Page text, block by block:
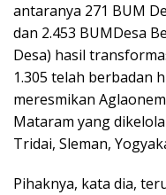
antaranya 271 BUM
dan 2.453 BUMDesa
Desa) hasil
1.305 telah berbadan
meresmikan
Mataram yang
Tridai, Sleman,
Pihaknya, kata dia,